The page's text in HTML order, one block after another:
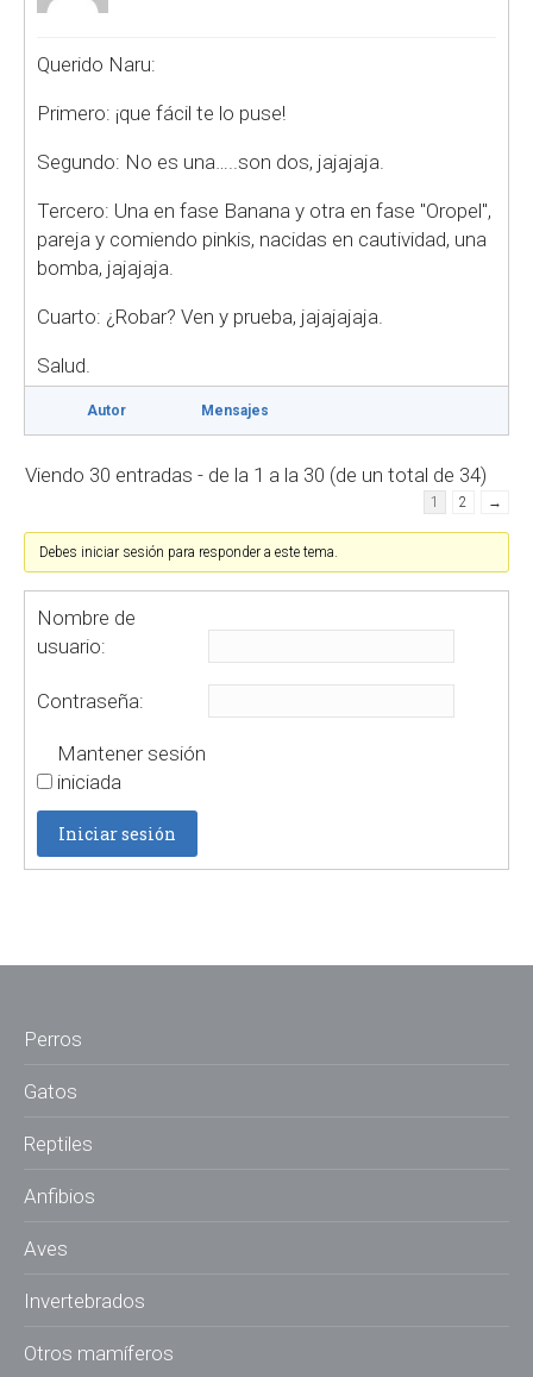
Querido Naru:
Primero: ¡que fácil te lo puse!
Segundo: No es una…..son dos, jajajaja.
Tercero: Una en fase Banana y otra en fase "Oropel",
pareja y comiendo pinkis, nacidas en cautividad, una
bomba, jajajaja.
Cuarto: ¿Robar? Ven y prueba, jajajajaja.
Salud.
Autor Mensajes
Viendo 30 entradas - de la 1 a la 30 (de un total de 34)
1 2 →
Debes iniciar sesión para responder a este tema.
Nombre de
usuario:
Contraseña:
Mantener sesión
iniciada
Iniciar sesión
Perros
Gatos
Reptiles
Anfibios
Aves
Invertebrados
Otros mamíferos